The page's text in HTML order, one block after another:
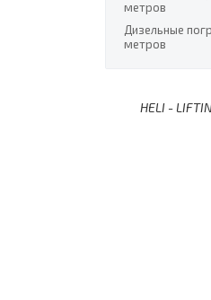
метров
Дизельные
метров
HELI - LIFTING